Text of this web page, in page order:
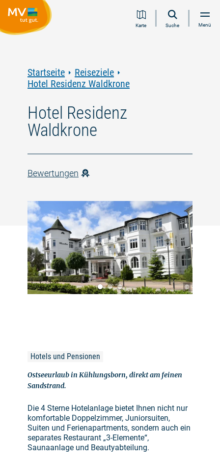
Inhalt
Navigation
Volltextsuche
FooterKarte Suche Menü
Startseite
Reiseziele
Hotel Residenz Waldkrone
Hotel Residenz
Waldkrone
Bewertungen
©
Hotels und Pensionen
Ostseeurlaub in Kühlungsborn, direkt am feinen
Sandstrand.
Die 4 Sterne Hotelanlage bietet Ihnen nicht nur
komfortable Doppelzimmer, Juniorsuiten,
Suiten und Ferienapartments, sondern auch ein
separates Restaurant „3-Elemente“,
Saunaanlage und Beautyabteilung.